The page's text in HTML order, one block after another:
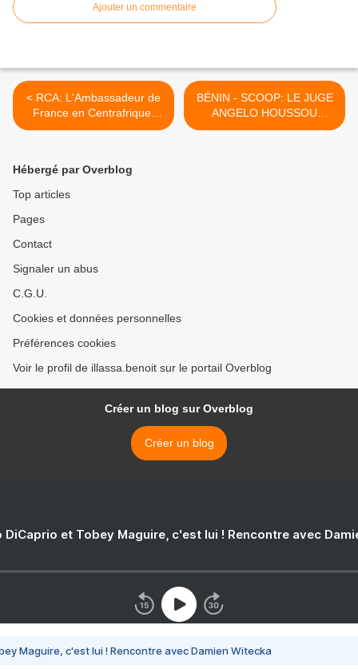
Ajouter un commentaire
< RCA: L'Ambassadeur de
France en Centrafrique,
Serge MUCETTI limogé et
BÉNIN - SCOOP: LE JUGE
ANGELO HOUSSOU
DEMANDE L'ASILE
Hébergé par Overblog
Top articles
Pages
Contact
Signaler un abus
C.G.U.
Cookies et données personnelles
Préférences cookies
Voir le profil de illassa.benoit sur le portail Overblog
Créer un blog sur Overblog
Créer un blog
DiCaprio et Tobey Maguire, c'est lui ! Rencontre avec
Maguire, c'est lui ! Rencontre avec Damien Witecka